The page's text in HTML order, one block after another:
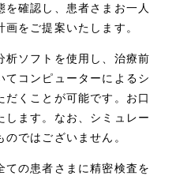
確認し、患者さまお一人
をご提案いたします。
析ソフトを使用し、治療前
コンピューターによるシ
だくことが可能です。お口
します。なお、シミュレー
ではございません。
の患者さまに精密検査を